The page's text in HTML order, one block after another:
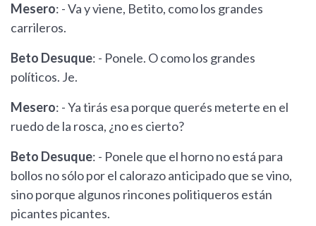
Mesero: - Va y viene, Betito, como los grandes
carrileros.
Beto Desuque: - Ponele. O como los grandes
políticos. Je.
Mesero: - Ya tirás esa porque querés meterte en el
ruedo de la rosca, ¿no es cierto?
Beto Desuque: - Ponele que el horno no está para
bollos no sólo por el calorazo anticipado que se vino,
sino porque algunos rincones politiqueros están
picantes picantes.